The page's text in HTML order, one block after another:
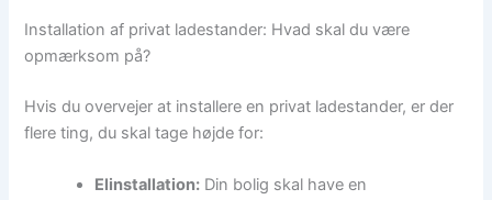
Installation af privat ladestander: Hvad skal du være
opmærksom på?
Hvis du overvejer at installere en privat ladestander, er der
flere ting, du skal tage højde for:
Elinstallation: Din bolig skal have en